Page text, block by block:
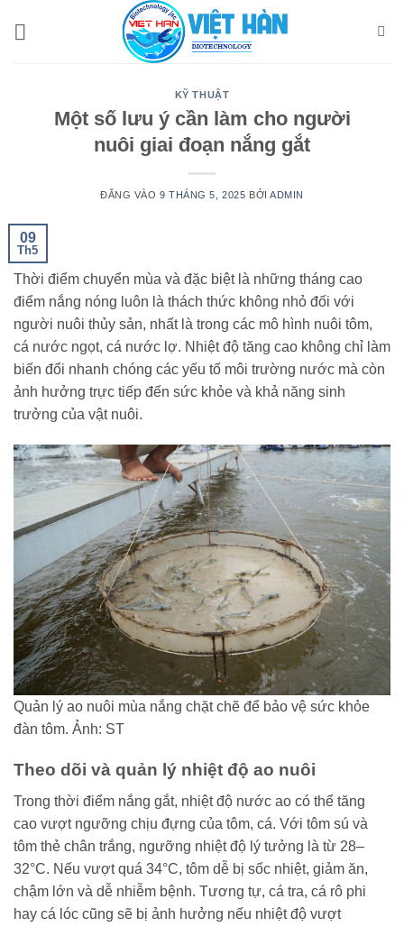
KỸ THUẬT
Một số lưu ý cần làm cho người
nuôi giai đoạn nắng gắt
ĐĂNG VÀO 9 THÁNG 5, 2025 BỞIADMIN
09
Th5
Thời điểm chuyển mùa và đặc biệt là những tháng cao
điểm nắng nóng luôn là thách thức không nhỏ đối với
người nuôi thủy sản, nhất là trong các mô hình nuôi tôm,
cá nước ngọt, cá nước lợ. Nhiệt độ tăng cao không chỉ làm
biến đổi nhanh chóng các yếu tố môi trường nước mà còn
ảnh hưởng trực tiếp đến sức khỏe và khả năng sinh
trưởng của vật nuôi.
Quản lý ao nuôi mùa nắng chặt chẽ để bảo vệ sức khỏe
đàn tôm. Ảnh: ST
Theo dõi và quản lý nhiệt độ ao nuôi
Trong thời điểm nắng gắt, nhiệt độ nước ao có thể tăng
cao vượt ngưỡng chịu đựng của tôm, cá. Với tôm sú và
tôm thẻ chân trắng, ngưỡng nhiệt độ lý tưởng là từ 28–
32°C. Nếu vượt quá 34°C, tôm dễ bị sốc nhiệt, giảm ăn,
chậm lớn và dễ nhiễm bệnh. Tương tự, cá tra, cá rô phi
hay cá lóc cũng sẽ bị ảnh hưởng nếu nhiệt độ vượt